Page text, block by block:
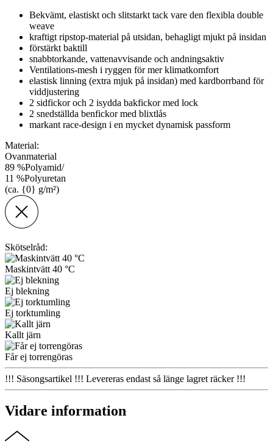
Bekvämt, elastiskt och slitstarkt tack vare den flexibla double
weave
kraftigt ripstop-material på utsidan, behagligt mjukt på insidan
förstärkt baktill
snabbtorkande, vattenavvisande och andningsaktiv
Ventilations-mesh i ryggen för mer klimatkomfort
elastisk linning (extra mjuk på insidan) med kardborrband för
viddjustering
2 sidfickor och 2 isydda bakfickor med lock
2 snedställda benfickor med blixtlås
markant race-design i en mycket dynamisk passform
Material:
Ovanmaterial
89 %Polyamid/
11 %Polyuretan
(ca. {0} g/m²)
Skötselråd:
Maskintvätt 40 °C
Ej blekning
Ej torktumling
Kallt järn
Får ej torrengöras
!!! Säsongsartikel !!! Levereras endast så länge lagret räcker !!!
Vidare information